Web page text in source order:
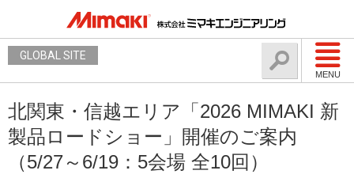
MENU
GLOBAL SITE
北関東・信越エリア「2026 MIMAKI 新
製品ロードショー」開催のご案内
（5/27～6/19：5会場 全10回）